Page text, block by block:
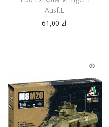
Ausf.E
61,00 zł